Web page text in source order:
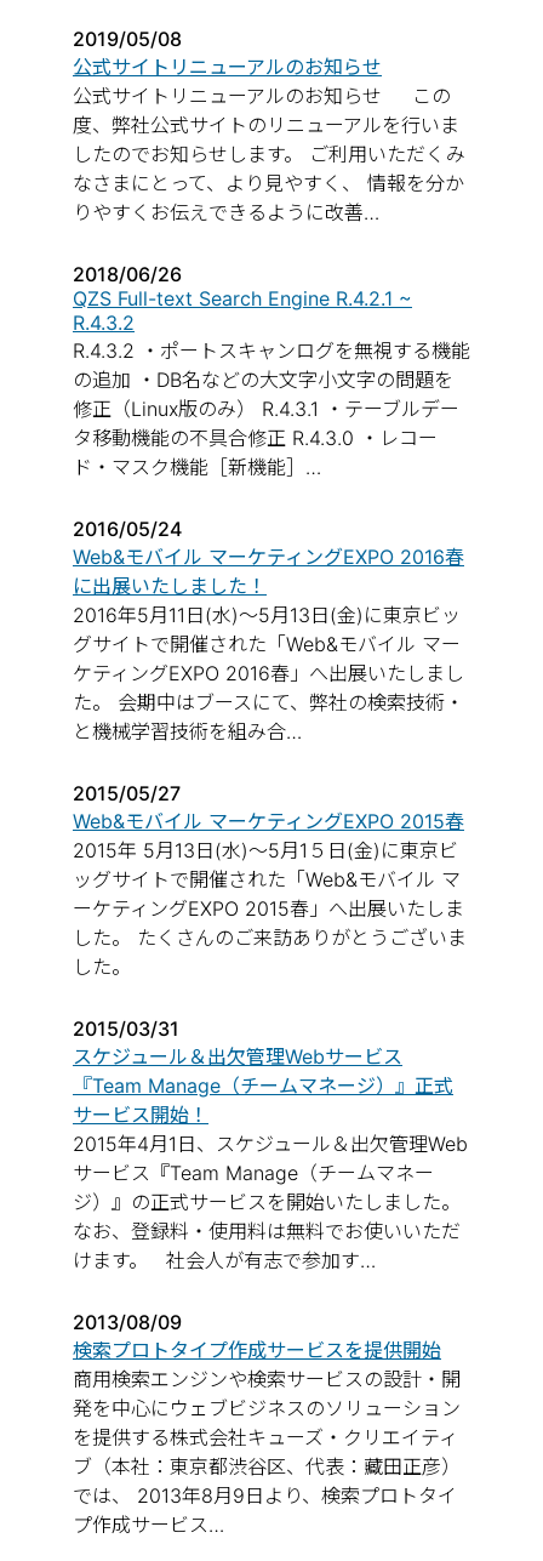
2019/05/08
公式サイトリニューアルのお知らせ
公式サイトリニューアルのお知らせ この
度、弊社公式サイトのリニューアルを行いま
したのでお知らせします。 ご利用いただくみ
なさまにとって、より見やすく、 情報を分か
りやすくお伝えできるように改善…
2018/06/26
QZS Full-text Search Engine R.4.2.1 ~
R.4.3.2
R.4.3.2 ・ポートスキャンログを無視する機能
の追加 ・DB名などの大文字小文字の問題を
修正（Linux版のみ） R.4.3.1 ・テーブルデー
タ移動機能の不具合修正 R.4.3.0 ・レコー
ド・マスク機能［新機能］…
2016/05/24
Web&モバイル マーケティングEXPO 2016春
に出展いたしました！
2016年5月11日(水)～5月13日(金)に東京ビッ
グサイトで開催された「Web&モバイル マー
ケティングEXPO 2016春」へ出展いたしまし
た。 会期中はブースにて、弊社の検索技術・
と機械学習技術を組み合…
2015/05/27
Web&モバイル マーケティングEXPO 2015春
2015年 5月13日(水)～5月1５日(金)に東京ビ
ッグサイトで開催された「Web&モバイル マ
ーケティングEXPO 2015春」へ出展いたしま
した。 たくさんのご来訪ありがとうございま
した。
2015/03/31
スケジュール＆出欠管理Webサービス
『Team Manage（チームマネージ）』正式
サービス開始！
2015年4月1日、スケジュール＆出欠管理Web
サービス『Team Manage（チームマネー
ジ）』の正式サービスを開始いたしました。
なお、登録料・使用料は無料でお使いいただ
けます。 社会人が有志で参加す…
2013/08/09
検索プロトタイプ作成サービスを提供開始
商用検索エンジンや検索サービスの設計・開
発を中心にウェブビジネスのソリューション
を提供する株式会社キューズ・クリエイティ
ブ（本社：東京都渋谷区、代表：藏田正彦）
では、 2013年8月9日より、検索プロトタイ
プ作成サービス…